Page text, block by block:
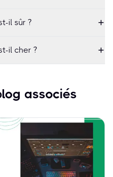
il sûr ?
il cher ?
associés